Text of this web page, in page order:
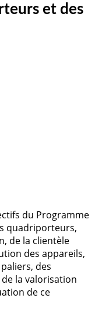
et des
du Programme
quadriporteurs,
de la clientèle
des appareils,
des
la valorisation
de ce